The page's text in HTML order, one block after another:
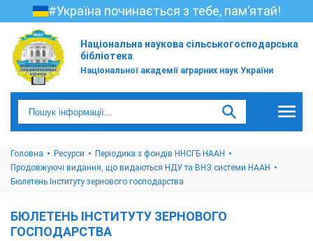
#Україна починається з тебе, пам’ятай!
Національна наукова сільськогосподарська
бібліотека
Національної академії аграрних наук України
Головна Ресурси
Періодика з фондів ННСГБ НААН
Продовжуючі видання, що видаються НДУ та ВНЗ системи НААН
Бюлетень Інституту зернового господарства
БЮЛЕТЕНЬ ІНСТИТУТУ ЗЕРНОВОГО
ГОСПОДАРСТВА